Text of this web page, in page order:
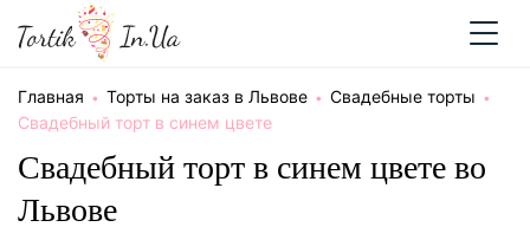
Главная Торты на заказ в Львове
Свадебные торты
Свадебный торт в синем цвете
Свадебный торт в синем цвете во
Львове